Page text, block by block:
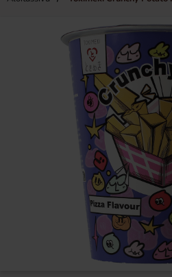
Ronny & Ragge Buttcracker
Chips Korv med bröd 150g